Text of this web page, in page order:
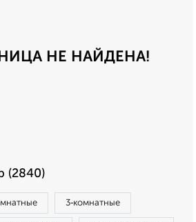
НЕ НАЙДЕНА!
(2840)
3‑комнатные